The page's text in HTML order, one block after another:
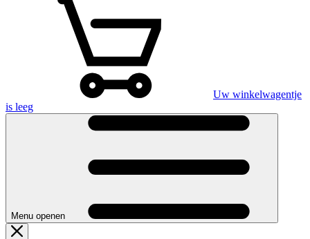
Uw winkelwagentje
is leeg
Menu openen